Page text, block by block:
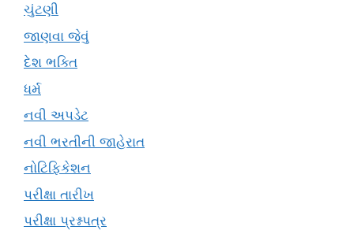
ચુંટણી
જાણવા જેવું
દેશ ભક્તિ
ધર્મ
નવી અપડેટ
નવી ભરતીની જાહેરાત
નોટિફિકેશન
પરીક્ષા તારીખ
પરીક્ષા પ્રશ્નપત્ર